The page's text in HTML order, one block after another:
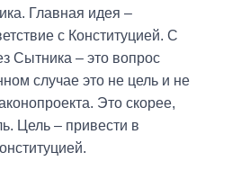
Главная идея –
с Конституцией. С
Сытника – это вопрос
случае это не цель и не
Это скорее,
Цель – привести в